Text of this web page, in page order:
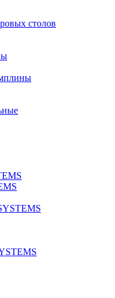
столов